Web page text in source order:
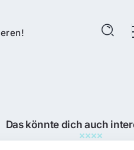
Das könnte dich auch